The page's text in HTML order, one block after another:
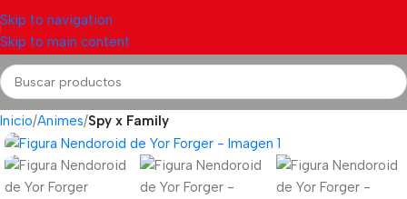
Skip to navigation
Skip to main content
Inicio Animes Spy x Family